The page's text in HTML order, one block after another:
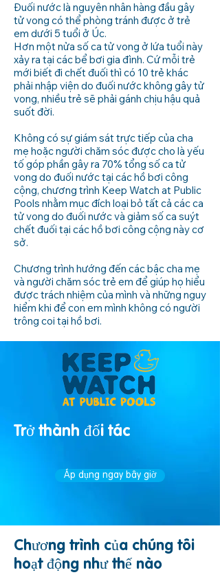
Đuối nước là nguyên nhân hàng đầu gây
tử vong có thể phòng tránh được ở trẻ
em dưới 5 tuổi ở Úc.
Hơn một nửa số ca tử vong ở lứa tuổi này
xảy ra tại các bể bơi gia đình. Cứ mỗi trẻ
mới biết đi chết đuối thì có 10 trẻ khác
phải nhập viện do đuối nước không gây tử
vong, nhiều trẻ sẽ phải gánh chịu hậu quả
suốt đời.
Không có sự giám sát trực tiếp của cha
mẹ hoặc người chăm sóc được cho là yếu
tố góp phần gây ra 70% tổng số ca tử
vong do đuối nước tại các hồ bơi công
cộng, chương trình Keep Watch at Public
Pools nhằm mục đích loại bỏ tất cả các ca
tử vong do đuối nước và giảm số ca suýt
chết đuối tại các hồ bơi công cộng này cơ
sở.
Chương trình hướng đến các bậc cha mẹ
và người chăm sóc trẻ em để giúp họ hiểu
được trách nhiệm của mình và những nguy
hiểm khi để con em mình không có người
trông coi tại hồ bơi.
Trở thành đối tác
Áp dụng ngay bây giờ
Chương trình của chúng tôi
hoạt động như thế nào